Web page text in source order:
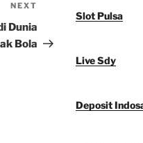
NEXT
Dunia
Bola
Slot Pulsa
Live Sdy
Deposit